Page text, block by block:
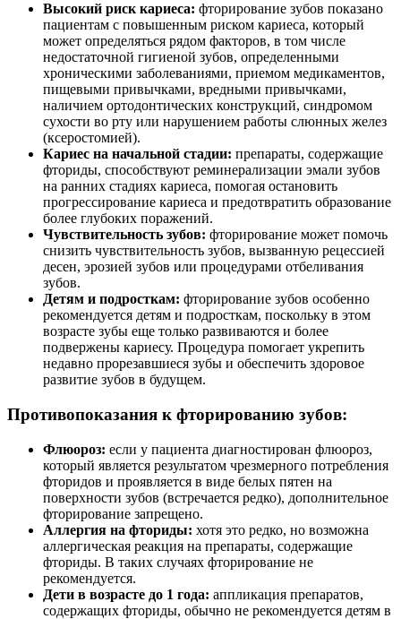
Высокий риск кариеса: фторирование зубов показано
пациентам с повышенным риском кариеса, который
может определяться рядом факторов, в том числе
недостаточной гигиеной зубов, определенными
хроническими заболеваниями, приемом медикаментов,
пищевыми привычками, вредными привычками,
наличием ортодонтических конструкций, синдромом
сухости во рту или нарушением работы слюнных желез
(ксеростомией).
Кариес на начальной стадии: препараты, содержащие
фториды, способствуют реминерализации эмали зубов
на ранних стадиях кариеса, помогая остановить
прогрессирование кариеса и предотвратить образование
более глубоких поражений.
Чувствительность зубов: фторирование может помочь
снизить чувствительность зубов, вызванную рецессией
десен, эрозией зубов или процедурами отбеливания
зубов.
Детям и подросткам: фторирование зубов особенно
рекомендуется детям и подросткам, поскольку в этом
возрасте зубы еще только развиваются и более
подвержены кариесу. Процедура помогает укрепить
недавно прорезавшиеся зубы и обеспечить здоровое
развитие зубов в будущем.
Противопоказания к фторированию зубов:
Флюороз: если у пациента диагностирован флюороз,
который является результатом чрезмерного потребления
фторидов и проявляется в виде белых пятен на
поверхности зубов (встречается редко), дополнительное
фторирование запрещено.
Аллергия на фториды: хотя это редко, но возможна
аллергическая реакция на препараты, содержащие
фториды. В таких случаях фторирование не
рекомендуется.
Дети в возрасте до 1 года: аппликация препаратов,
содержащих фториды, обычно не рекомендуется детям в